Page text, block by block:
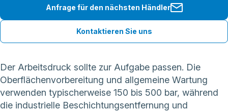
Anfrage für den nächsten Händler
Kontaktieren Sie uns
Der Arbeitsdruck sollte zur Aufgabe passen. Die
Oberflächenvorbereitung und allgemeine Wartung
verwenden typischerweise 150 bis 500 bar, während
die industrielle Beschichtungsentfernung und